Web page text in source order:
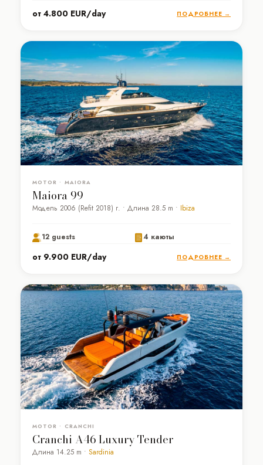
от 4.800 EUR/day ПОДРОБНЕЕ →
MOTOR • MAIORA
Maiora 99
Модель 2006 (Refit 2018) г. • Длина 28.5 m • Ibiza
12 guests 4 каюты
от 9.900 EUR/day ПОДРОБНЕЕ →
MOTOR • CRANCHI
Cranchi A46 Luxury Tender
Длина 14.25 m • Sardinia